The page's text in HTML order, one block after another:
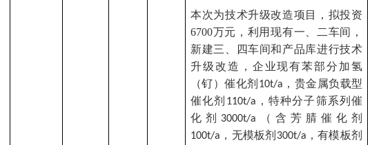
本次为技术升级改造项目，拟投资
6700万元，利用现有一、二车间，
新建三、四车间和产品库进行技术
升级改造，企业现有苯部分加氢
（钌）催化剂 10t/a ，贵金属负载型
催化剂 110t/a ，特种分子筛系列催
化剂 3000t/a （含芳腈催化剂
100t/a ，无模板剂 300t/a ，有模板剂